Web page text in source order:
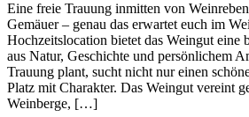
Eine freie Trauung inmitten von
Gemäuer – genau das erwartet euch im
Hochzeitslocation bietet das Weingut eine
aus Natur, Geschichte und persönlichem
Trauung plant, sucht nicht nur einen
Platz mit Charakter. Das Weingut vereint
Weinberge, […]